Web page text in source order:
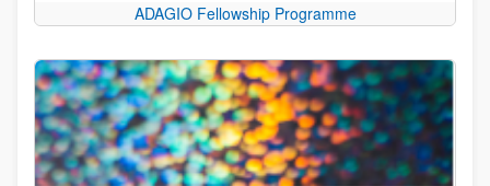
ADAGIO Fellowship Programme